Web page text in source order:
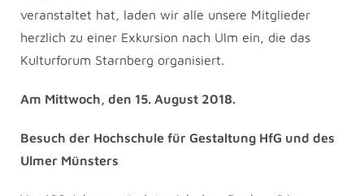
veranstaltet hat, laden wir alle unsere Mitglieder
herzlich zu einer Exkursion nach Ulm ein, die das
Kulturforum Starnberg organisiert.
Am Mittwoch, den 15. August 2018.
Besuch der Hochschule für Gestaltung HfG und des
Ulmer Münsters